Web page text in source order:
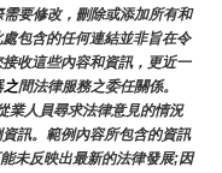
要修改，刪除或添加所有和
包含的任何連結並非旨在令
收這些內容和資訊，更近一
之間法律服務之委任關係。
業人員尋求法律意見的情況
訊。範例內容所包含的資訊
未反映出最新的法律發展;因